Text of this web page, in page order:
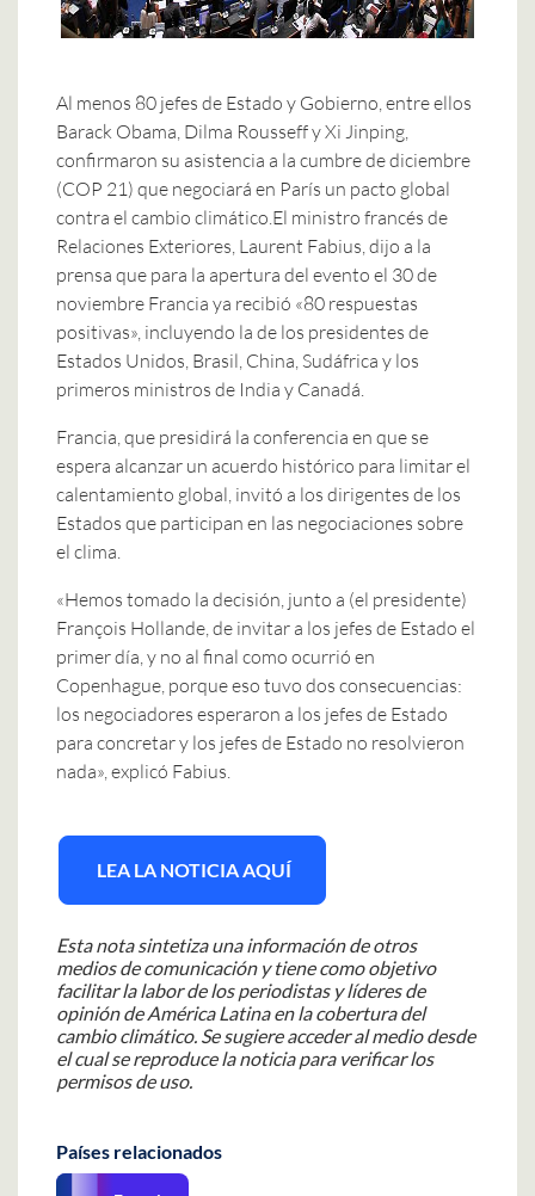
Al menos 80 jefes de Estado y Gobierno, entre ellos
Barack Obama, Dilma Rousseff y Xi Jinping,
confirmaron su asistencia a la cumbre de diciembre
(COP 21) que negociará en París un pacto global
contra el cambio climático.El ministro francés de
Relaciones Exteriores, Laurent Fabius, dijo a la
prensa que para la apertura del evento el 30 de
noviembre Francia ya recibió «80 respuestas
positivas», incluyendo la de los presidentes de
Estados Unidos, Brasil, China, Sudáfrica y los
primeros ministros de India y Canadá.
Francia, que presidirá la conferencia en que se
espera alcanzar un acuerdo histórico para limitar el
calentamiento global, invitó a los dirigentes de los
Estados que participan en las negociaciones sobre
el clima.
«Hemos tomado la decisión, junto a (el presidente)
François Hollande, de invitar a los jefes de Estado el
primer día, y no al final como ocurrió en
Copenhague, porque eso tuvo dos consecuencias:
los negociadores esperaron a los jefes de Estado
para concretar y los jefes de Estado no resolvieron
nada», explicó Fabius.
LEA LA NOTICIA AQUÍ
Esta nota sintetiza una información de otros
medios de comunicación y tiene como objetivo
facilitar la labor de los periodistas y líderes de
opinión de América Latina en la cobertura del
cambio climático. Se sugiere acceder al medio desde
el cual se reproduce la noticia para verificar los
permisos de uso.
Países relacionados